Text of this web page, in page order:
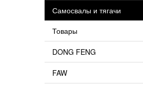
Самосвалы и тягачи
Товары
DONG FENG
FAW